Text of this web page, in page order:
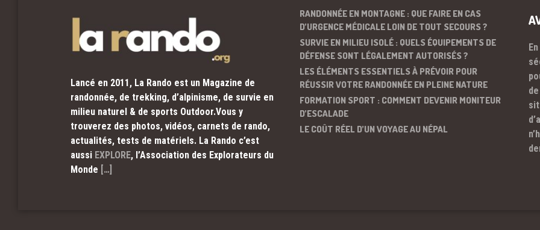
Lancé en 2011, La Rando est un Magazine de
randonnée, de trekking, d’alpinisme, de survie en
milieu naturel & de sports Outdoor.Vous y
trouverez des photos, vidéos, carnets de rando,
actualités, tests de matériels. La Rando c’est
aussi EXPLORE, l’Association des Explorateurs du
Monde […]
RANDONNÉE EN MONTAGNE : QUE FAIRE EN CAS
D’URGENCE MÉDICALE LOIN DE TOUT SECOURS ?
SURVIE EN MILIEU ISOLÉ : QUELS ÉQUIPEMENTS DE
DÉFENSE SONT LÉGALEMENT AUTORISÉS ?
LES ÉLÉMENTS ESSENTIELS À PRÉVOIR POUR
RÉUSSIR VOTRE RANDONNÉE EN PLEINE NATURE
FORMATION SPORT : COMMENT DEVENIR MONITEUR
D’ESCALADE
LE COÛT RÉEL D’UN VOYAGE AU NÉPAL